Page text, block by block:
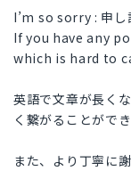
I’m so sorry : 申し
If you have any
which is hard to
英語で文章が長く
く繋がることができ
また、より丁寧に